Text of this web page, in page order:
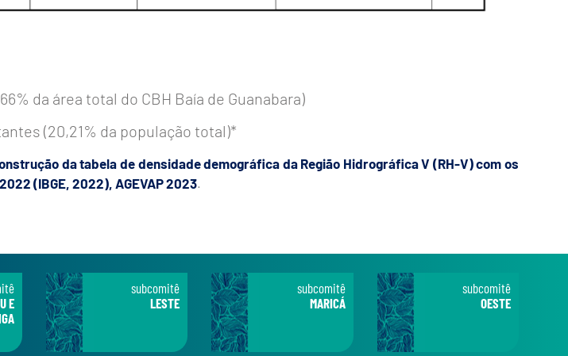
da área total do CBH Baía de Guanabara)
(20,21% da população total)*
da tabela de densidade demográfica da Região Hidrográfica V (RH-V) com os
(IBGE, 2022), AGEVAP 2023.
E
subcomitê
LESTE
subcomitê
MARICÁ
subcomitê
OESTE